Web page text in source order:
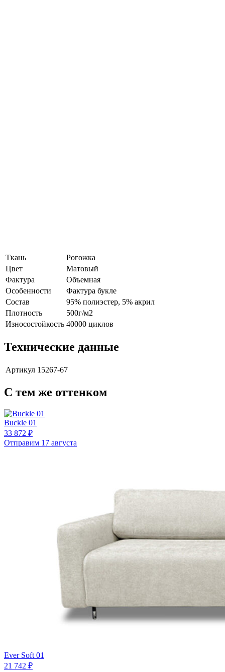
Ткань
Рогожка
Цвет
Матовый
Фактура
Объемная
Особенности
Фактура букле
Состав
95% полиэстер, 5% акрил
Плотность
500г/м2
Износостойкость 40000 циклов
Технические данные
Артикул 15267-67
С тем же оттенком
Buckle 01
33 872 ₽
Отправим 17 августа
Ever Soft 01
21 742 ₽